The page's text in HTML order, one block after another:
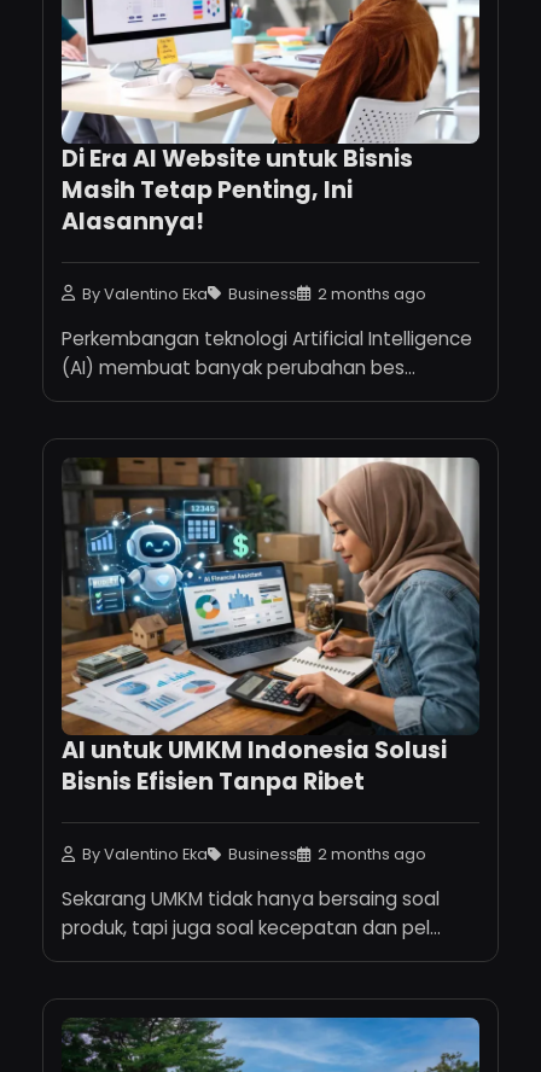
Di Era AI Website untuk Bisnis
Masih Tetap Penting, Ini
Alasannya!
By Valentino Eka Business 2 months ago
Perkembangan teknologi Artificial Intelligence
(AI) membuat banyak perubahan bes...
AI untuk UMKM Indonesia Solusi
Bisnis Efisien Tanpa Ribet
By Valentino Eka Business 2 months ago
Sekarang UMKM tidak hanya bersaing soal
produk, tapi juga soal kecepatan dan pel...